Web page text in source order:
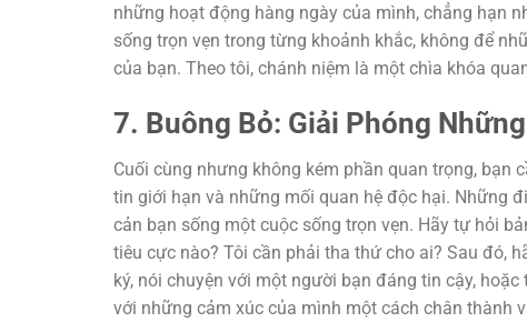
những hoạt động hàng ngày của mình, chẳng hạn
sống trọn vẹn trong từng khoảnh khắc, không để
của bạn. Theo tôi, chánh niệm là một chìa khóa
7. Buông Bỏ: Giải Phóng
Cuối cùng nhưng không kém phần quan trọng, bạn
tin giới hạn và những mối quan hệ độc hại. Những
cản bạn sống một cuộc sống trọn vẹn. Hãy tự hỏi
tiêu cực nào? Tôi cần phải tha thứ cho ai? Sau đó,
ký, nói chuyện với một người bạn đáng tin cậy,
với những cảm xúc của mình một cách chân thành